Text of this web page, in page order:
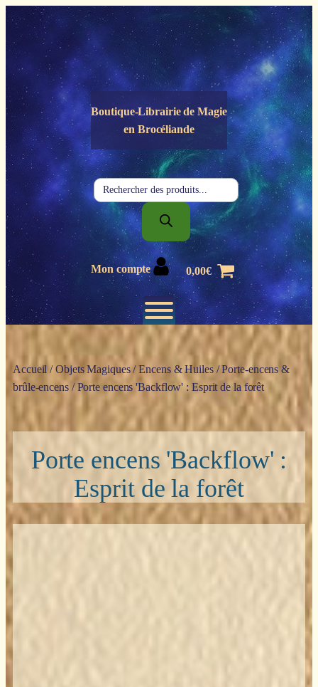
Panneau de gestion des cookies
Boutique-Librairie deMagie
en Brocéliande
Recherche
de
produits
Mon compte 0,00€
Accueil /Objets Magiques/Encens & Huiles/Porte-encens &
brûle-encens/ Porte encens 'Backflow' : Esprit de la forêt
Porte encens 'Backflow' :
Esprit de la forêt